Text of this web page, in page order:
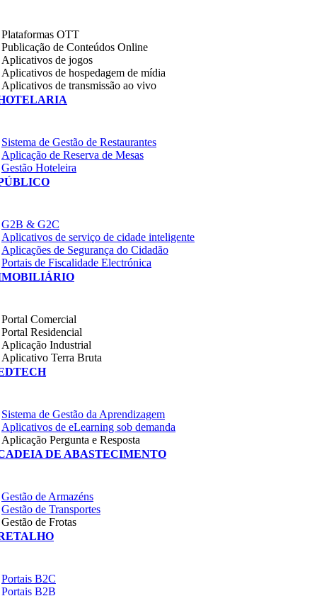
Plataformas OTT
Publicação de Conteúdos Online
Aplicativos de jogos
Aplicativos de hospedagem de mídia
Aplicativos de transmissão ao vivo
Sistema de Gestão de Restaurantes
Aplicação de Reserva de Mesas
Gestão Hoteleira
G2B & G2C
Aplicativos de serviço de cidade inteligente
Aplicações de Segurança do Cidadão
Portais de Fiscalidade Electrónica
Portal Comercial
Portal Residencial
Aplicação Industrial
Aplicativo Terra Bruta
Sistema de Gestão da Aprendizagem
Aplicativos de eLearning sob demanda
Aplicação Pergunta e Resposta
DE ABASTECIMENTO
Gestão de Armazéns
Gestão de Transportes
Gestão de Frotas
Portais B2C
Portais B2B